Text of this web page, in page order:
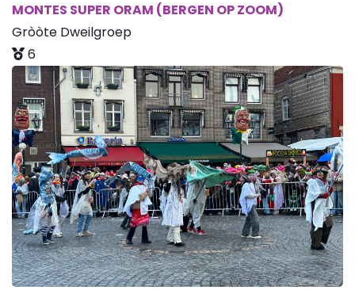
MONTES SUPER ORAM (BERGEN OP ZOOM)
Gròòte Dweilgroep
6